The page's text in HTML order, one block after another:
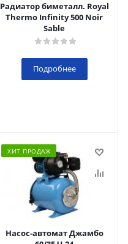
Радиатор биметалл. Royal
Thermo Infinity 500 Noir
Sable
Подробнее
ХИТ ПРОДАЖ
Насос-автомат Джамбо